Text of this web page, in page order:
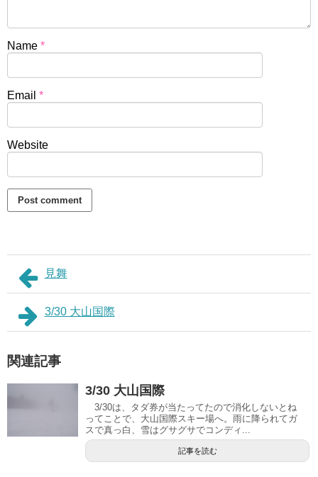
Name *
Email *
Website
見舞
3/30 大山国際
関連記事
3/30 大山国際
3/30は、タダ券が当たってたので消化しないとね
ってことで、大山国際スキー場へ。雨に降られてガ
スで真っ白、雪はグサグサでコンディ...
記事を読む